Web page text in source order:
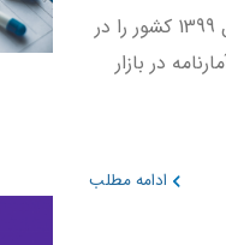
سازمان غذا و داروی ایران، آمارنامه دارویی سال 1399 کشور را در
در بازار
ادامه مطلب